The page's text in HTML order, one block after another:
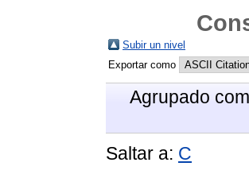
Subir un nivel
Exportar como
Agrupado
Saltar a: C